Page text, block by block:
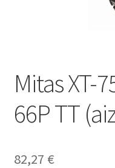
Mitas XT-
66P TT
82,27 €